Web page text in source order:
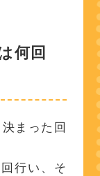
何回
まった回
行い、そ